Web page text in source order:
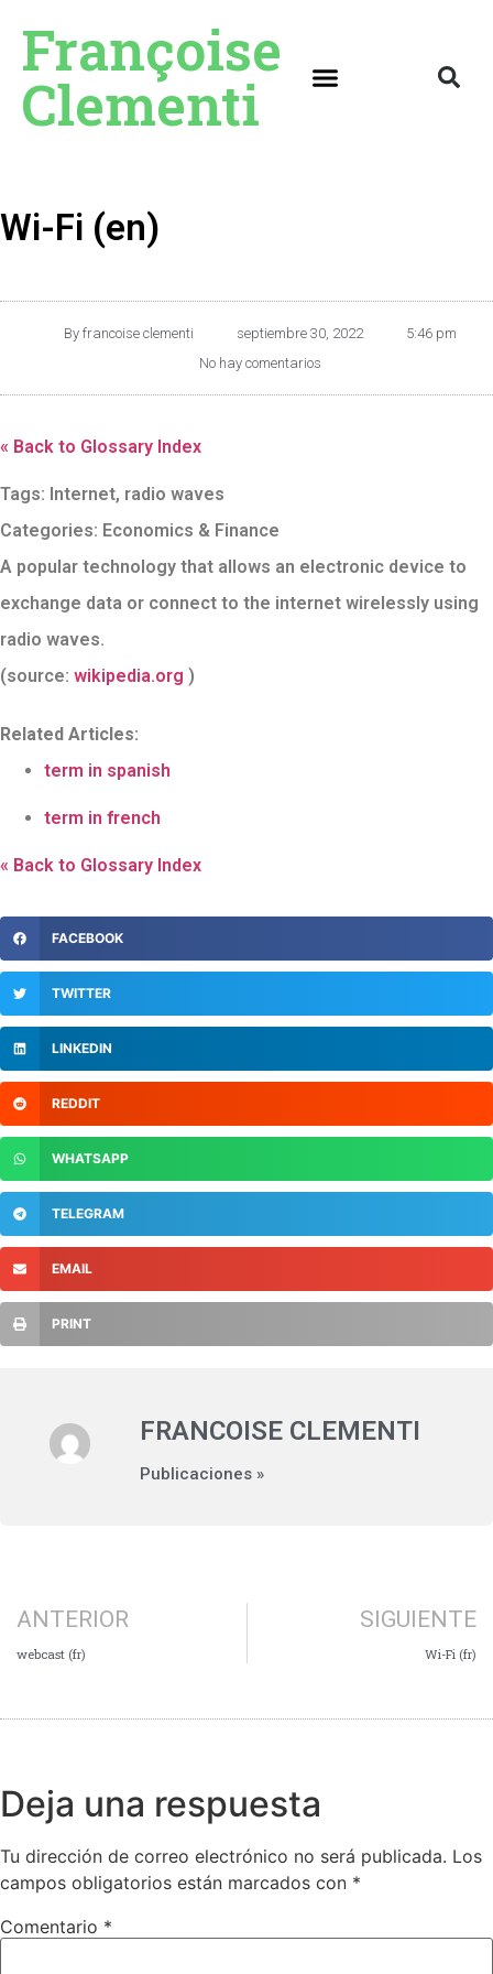
Françoise
Clementi
Wi-Fi (en)
Byfrancoise clementi septiembre 30, 2022
5:46 pm
No hay comentarios
« Back to Glossary Index
Tags: Internet, radio waves
Categories: Economics & Finance
A popular technology that allows an electronic device to
exchange data or connect to the internet wirelessly using
radio waves.
(source: wikipedia.org )
Related Articles:
term in spanish
term in french
« Back to Glossary Index
FACEBOOK
TWITTER
LINKEDIN
REDDIT
WHATSAPP
TELEGRAM
EMAIL
PRINT
FRANCOISE CLEMENTI
Publicaciones »
ANTERIOR
webcast (fr)
SIGUIENTE
Wi-Fi (fr)
Deja una respuesta
Tu dirección de correo electrónico no será publicada. Los
campos obligatorios están marcados con *
Comentario *